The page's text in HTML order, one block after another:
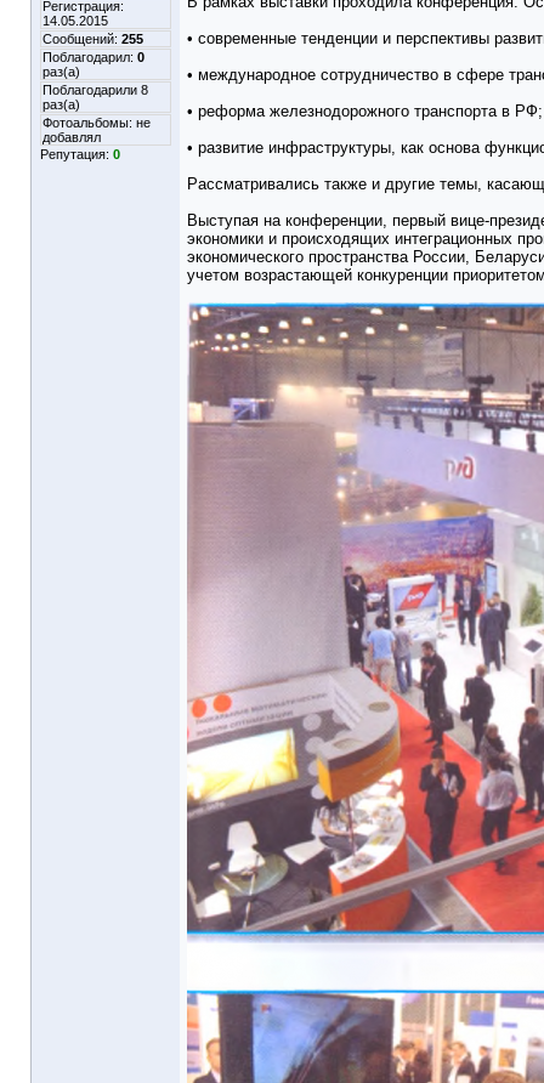
Регистрация:
14.05.2015
Сообщений: 255
Поблагодарил: 0
раз(а)
Поблагодарили 8
раз(а)
Фотоальбомы: не
добавлял
Репутация: 0
• современные тенденции и перспективы
• международное сотрудничество в сфере
• реформа железнодорожного транспорта в РФ;
• развитие инфраструктуры, как основа
Рассматривались также и другие темы,
Выступая на конференции, первый вице-
экономики и происходящих интеграционных
экономического пространства России,
учетом возрастающей конкуренции